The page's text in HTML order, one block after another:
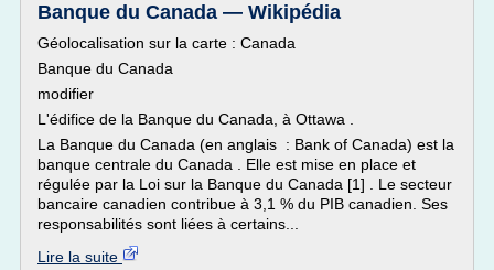
Banque du Canada — Wikipédia
Géolocalisation sur la carte : Canada
Banque du Canada
modifier
L'édifice de la Banque du Canada, à Ottawa .
La Banque du Canada (en anglais : Bank of Canada) est la
banque centrale du Canada . Elle est mise en place et
régulée par la Loi sur la Banque du Canada [1] . Le secteur
bancaire canadien contribue à 3,1 % du PIB canadien. Ses
responsabilités sont liées à certains...
Lire la suite